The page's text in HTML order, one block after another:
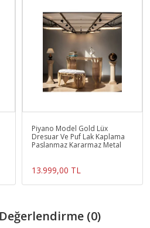
Piyano Model Gold Lüx
Dresuar Ve Puf Lak Kaplama
Paslanmaz Kararmaz Metal
13.999,00 TL
(0)